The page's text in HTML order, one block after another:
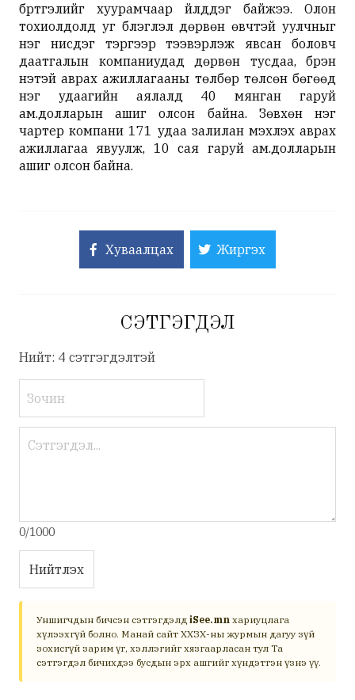
бүртгэлийг хуурамчаар үйлддэг байжээ. Олон
тохиолдолд уг бүлэглэл дөрвөн өвчтэй уулчныг
нэг нисдэг тэргээр тээвэрлэж явсан боловч
даатгалын компаниудад дөрвөн тусдаа, бүрэн
үнэтэй аврах ажиллагааны төлбөр төлсөн бөгөөд
нэг удаагийн аялалд 40 мянган гаруй
ам.долларын ашиг олсон байна. Зөвхөн нэг
чартер компани 171 удаа залилан мэхлэх аврах
ажиллагаа явуулж, 10 сая гаруй ам.долларын
ашиг олсон байна.
Хуваалцах Жиргэх
СЭТГЭГДЭЛ
Нийт: 4 сэтгэгдэлтэй
0/1000
Нийтлэх
Уншигчдын бичсэн сэтгэгдэлд iSee.mn хариуцлага
хүлээхгүй болно. Манай сайт ХХЗХ-ны журмын дагуу зүй
зохисгүй зарим үг, хэллэгийг хязгаарласан тул Та
сэтгэгдэл бичихдээ бусдын эрх ашгийг хүндэтгэн үзнэ үү.